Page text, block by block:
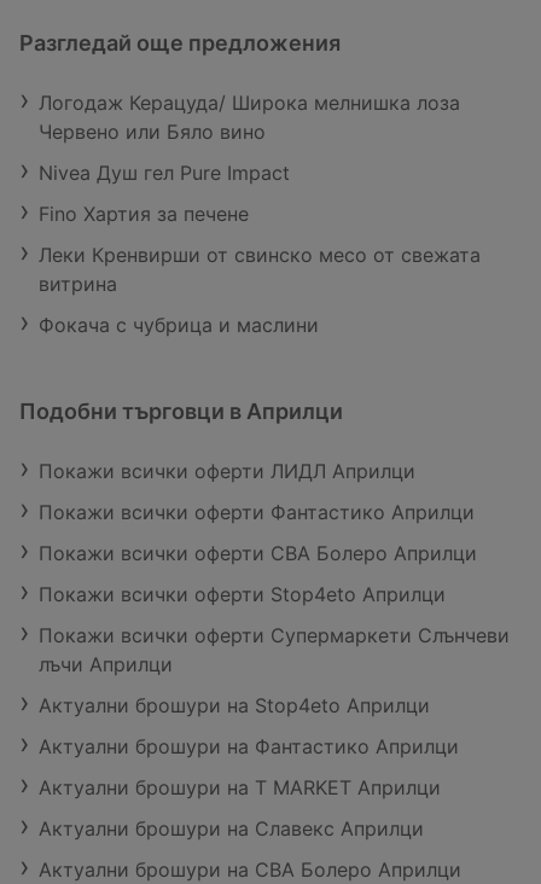
Разгледай още предложения
Логодаж Керацуда/ Широка мелнишка лоза
Червено или Бяло вино
Nivea Душ гел Pure Impact
Fino Хартия за печене
Леки Кренвирши от свинско месо от свежата
витрина
Фокача с чубрица и маслини
Подобни търговци в Априлци
Покажи всички оферти ЛИДЛ Априлци
Покажи всички оферти Фантастико Априлци
Покажи всички оферти CBA Болеро Априлци
Покажи всички оферти Stop4eto Априлци
Покажи всички оферти Супермаркети Слънчеви
лъчи Априлци
Актуални брошури на Stop4eto Априлци
Актуални брошури на Фантастико Априлци
Актуални брошури на T MARKET Априлци
Актуални брошури на Славекс Априлци
Актуални брошури на CBA Болеро Априлци